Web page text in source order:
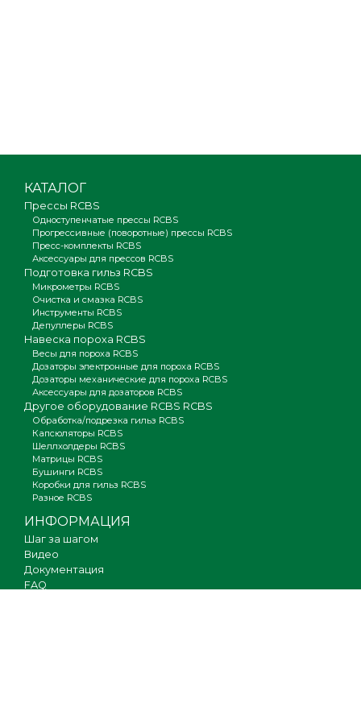
КАТАЛОГ
Прессы RCBS
Одноступенчатые прессы RCBS
Прогрессивные (поворотные) прессы RCBS
Пресс-комплекты RCBS
Аксессуары для прессов RCBS
Подготовка гильз RCBS
Микрометры RCBS
Очистка и смазка RCBS
Инструменты RCBS
Депуллеры RCBS
Навеска пороха RCBS
Весы для пороха RCBS
Дозаторы электронные для пороха RCBS
Дозаторы механические для пороха RCBS
Аксессуары для дозаторов RCBS
Другое оборудование RCBS RCBS
Обработка/подрезка гильз RCBS
Капсюляторы RCBS
Шеллхолдеры RCBS
Матрицы RCBS
Бушинги RCBS
Коробки для гильз RCBS
Разное RCBS
ИНФОРМАЦИЯ
Шаг за шагом
Видео
Документация
FAQ